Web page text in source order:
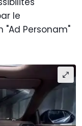
le
Personam"